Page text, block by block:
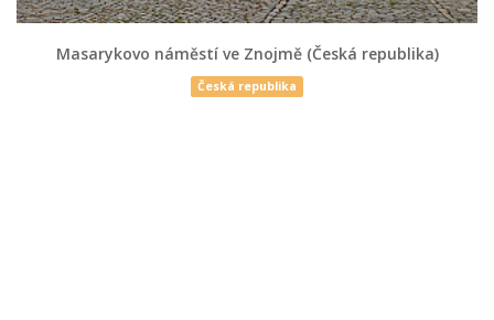
Masarykovo náměstí ve Znojmě (Česká republika)
Česká republika